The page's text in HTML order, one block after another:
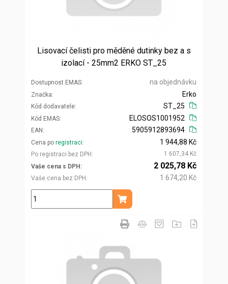
Lisovací čelisti pro měděné dutinky bez a s
izolací - 25mm2 ERKO ST_25
Dostupnost EMAS na objednávku
Značka
Kód dodavatele
Erko
ST_25
Kód EMAS
EAN
ELOSOS1001952
5905912893694
Cena po registraci
Po registraci bez DPH
1 944,88 Kč
1 607,34 Kč
Vaše cena s DPH
Vaše cena bez DPH
2 025,78 Kč
1 674,20 Kč
ks
Přidat do košíku